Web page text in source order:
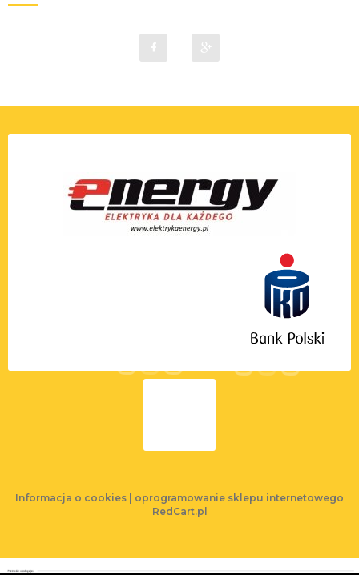
Informacja o cookies
oprogramowanie sklepu internetowego
RedCart.pl